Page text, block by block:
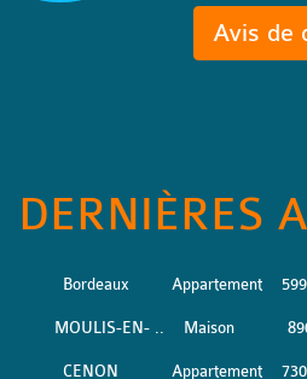
Avis de
DERNIÈRES
Bordeaux Appartement
MOULIS-EN- .. Maison
CENON Appartement